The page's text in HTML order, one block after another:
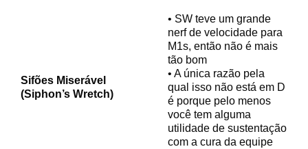
Sifões Miserável
(Siphon’s Wretch)
• SW teve um grande
nerf de velocidade para
M1s, então não é mais
tão bom
• A única razão pela
qual isso não está em D
é porque pelo menos
você tem alguma
utilidade de sustentação
com a cura da equipe